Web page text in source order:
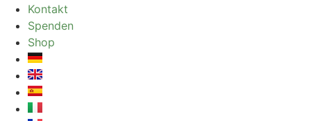
Kontakt
Spenden
Shop